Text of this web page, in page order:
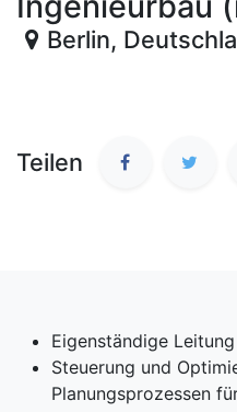
Berlin,
Teilen
Eigenständige
Steuerung und
Planungsprozessen